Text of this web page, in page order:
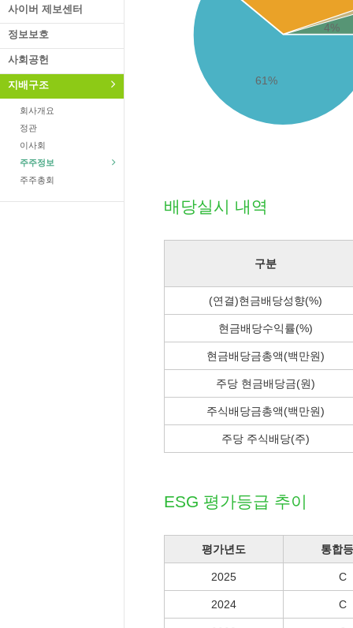
사이버 제보센터
정보보호
사회공헌
지배구조
회사개요
정관
이사회
주주정보
주주총회
61%
4%
배당실시 내역
구분
(연결)현금배당성향(%)
현금배당수익률(%)
현금배당금총액(백만원)
주당 현금배당금(원)
주식배당금총액(백만원)
주당 주식배당(주)
ESG 평가등급 추이
평가년도 통합
2025 C
2024 C